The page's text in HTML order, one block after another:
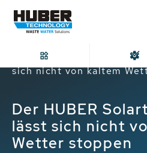
Home
Der HUBER
sich nicht von kaltem
Der HUBER
lässt sich nicht
Wetter stoppen